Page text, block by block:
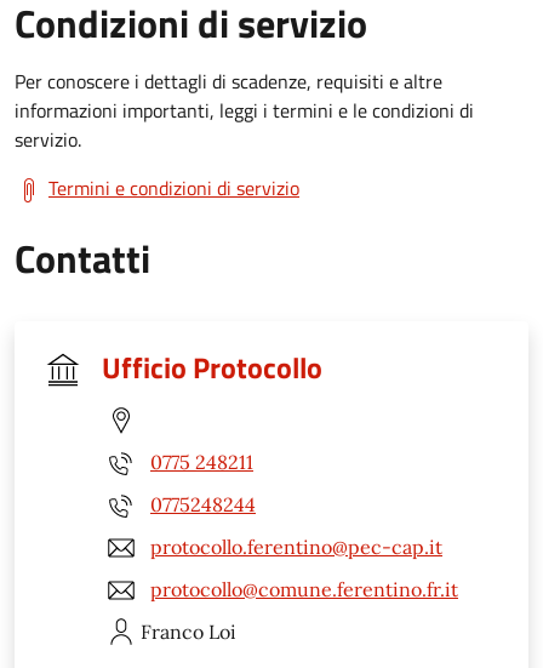
Condizioni di servizio
Per conoscere i dettagli di scadenze, requisiti e altre
informazioni importanti, leggi i termini e le condizioni di
servizio.
Termini e condizioni di servizio
Contatti
Ufficio Protocollo
0775 248211
0775248244
protocollo.ferentino@pec-cap.it
protocollo@comune.ferentino.fr.it
Franco Loi